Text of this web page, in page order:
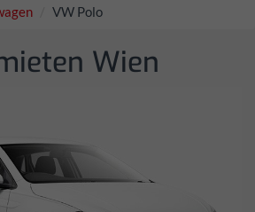
VW Polo
Wien